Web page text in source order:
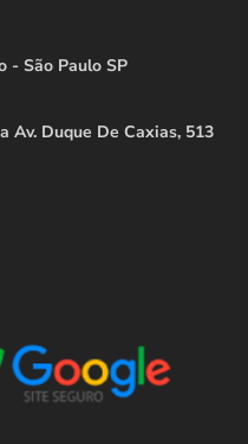
- São Paulo SP
Av. Duque De Caxias, 513